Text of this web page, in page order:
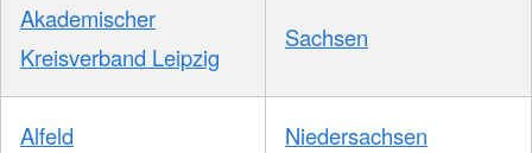
Akademischer
Kreisverband Leipzig
Sachsen
Alfeld Niedersachsen